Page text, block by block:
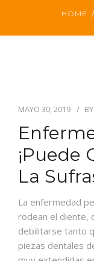
BLOG
CONTACTO
HOME
MAYO 30, 2019 BY
¡puede
La
La enfermedad
rodean el diente,
debilitarse tanto
piezas dentales